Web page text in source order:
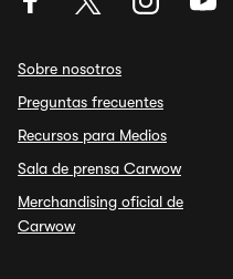
Sobre nosotros
Preguntas frecuentes
Recursos para Medios
Sala de prensa Carwow
Merchandising oficial de
Carwow